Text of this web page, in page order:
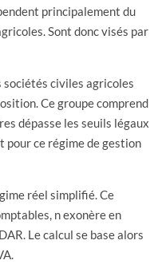
principalement du
Sont donc visés par
civiles agricoles
Ce groupe comprend
dépasse les seuils légaux
ce régime de gestion
réel simplifié. Ce
n exonère en
Le calcul se base alors